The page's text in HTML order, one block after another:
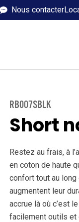
Nous contacter
RB007SBLK
Short
Restez au frais, à
en coton de haute
confort tout au
augmentent leur
accrue là où c’est
facilement outils et